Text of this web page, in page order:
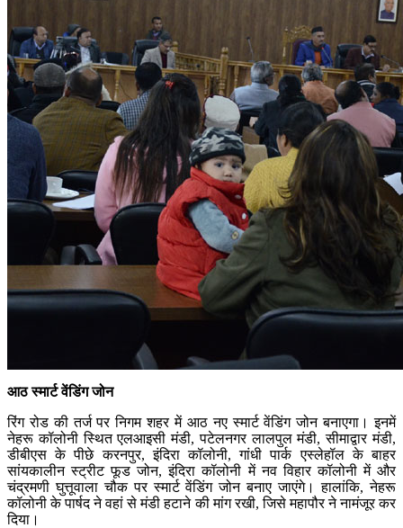
आठ स्मार्ट वेंडिंग जोन
रिंग रोड की तर्ज पर निगम शहर में आठ नए स्मार्ट वेंडिंग जोन बनाएगा। इनमें
नेहरू कॉलोनी स्थित एलआइसी मंडी, पटेलनगर लालपुल मंडी, सीमाद्वार मंडी,
डीबीएस के पीछे करनपुर, इंदिरा कॉलोनी, गांधी पार्क एस्लेहॉल के बाहर
सांयकालीन स्ट्रीट फूड जोन, इंदिरा कॉलोनी में नव विहार कॉलोनी में और
चंद्रमणी घुत्तूवाला चौक पर स्मार्ट वेंडिंग जोन बनाए जाएंगे। हालांकि, नेहरू
कॉलोनी के पार्षद ने वहां से मंडी हटाने की मांग रखी, जिसे महापौर ने नामंजूर कर
दिया।